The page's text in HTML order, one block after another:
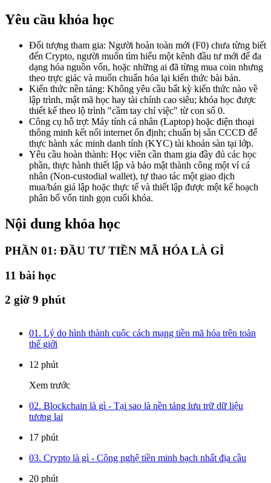
Yêu cầu khóa học
Đối tượng tham gia: Người hoàn toàn mới (F0) chưa từng biết
đến Crypto, người muốn tìm hiểu một kênh đầu tư mới để đa
dạng hóa nguồn vốn, hoặc những ai đã từng mua coin nhưng
theo trực giác và muốn chuẩn hóa lại kiến thức bài bản.
Kiến thức nền tảng: Không yêu cầu bất kỳ kiến thức nào về
lập trình, mật mã học hay tài chính cao siêu; khóa học được
thiết kế theo lộ trình "cầm tay chỉ việc" từ con số 0.
Công cụ hỗ trợ: Máy tính cá nhân (Laptop) hoặc điện thoại
thông minh kết nối internet ổn định; chuẩn bị sẵn CCCD để
thực hành xác minh danh tính (KYC) tài khoản sàn tại lớp.
Yêu cầu hoàn thành: Học viên cần tham gia đầy đủ các học
phần, thực hành thiết lập và bảo mật thành công một ví cá
nhân (Non-custodial wallet), tự thao tác một giao dịch
mua/bán giả lập hoặc thực tế và thiết lập được một kế hoạch
phân bổ vốn tinh gọn cuối khóa.
Nội dung khóa học
PHẦN 01: ĐẦU TƯ TIỀN MÃ HÓA LÀ GÌ
11 bài học
2 giờ 9 phút
01. Lý do hình thành cuộc cách mạng tiền mã hóa trên toàn
thế giới
12 phút
Xem trước
02. Blockchain là gì - Tại sao là nền tảng lưu trữ dữ liệu
tương lai
17 phút
03. Crypto là gì - Công nghệ tiền minh bạch nhất địa cầu
20 phút